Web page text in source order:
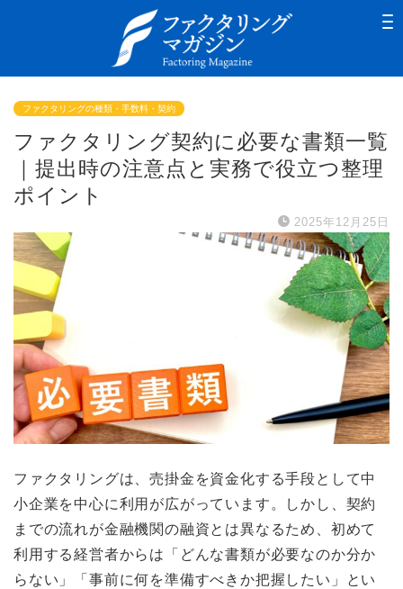
ファクタリングの種類・手数料・契約
ファクタリング契約に必要な書類一覧
｜提出時の注意点と実務で役立つ整理
ポイント
2025年12月25日
ファクタリングは、売掛金を資金化する手段として中
小企業を中心に利用が広がっています。しかし、契約
までの流れが金融機関の融資とは異なるため、初めて
利用する経営者からは「どんな書類が必要なのか分か
らない」「事前に何を準備すべきか把握したい」とい